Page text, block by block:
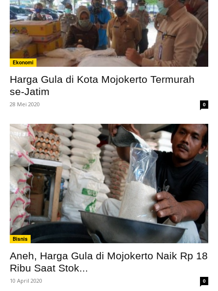
Ekonomi
Harga Gula di Kota Mojokerto Termurah
se-Jatim
28 Mei 2020 0
Bisnis
Aneh, Harga Gula di Mojokerto Naik Rp 18
Ribu Saat Stok...
10 April 2020 0